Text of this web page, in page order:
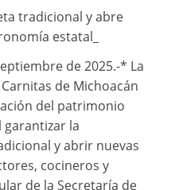
tradicional y abre
estatal_
de 2025.-* La
de Michoacán
del patrimonio
la
y abrir nuevas
cocineros y
de la Secretaría de